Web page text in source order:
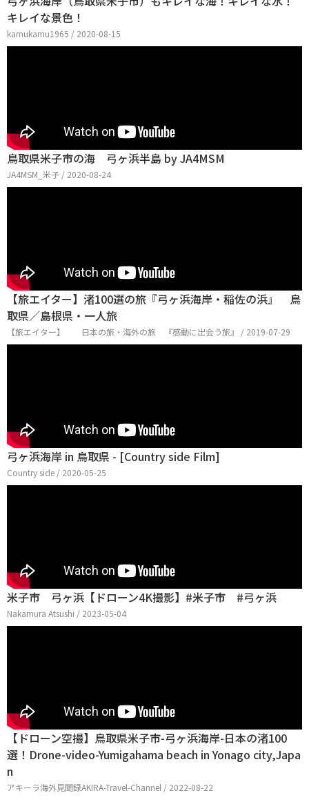
キレイな景色！
kamukamu1965 / 2020-08-15
鳥取県米子市の海 弓ヶ浜半島 by JA4MSM
JA4MSM_米子 / 2020-08-24
【旅エイター】渚100選の旅『弓ヶ浜海岸・稲佐の浜』 鳥
取県／島根県・一人旅
【旅エイター】 日本の旅・海外の旅 『感動に出会う旅』 / 2019-07-29
弓ヶ浜海岸 in 鳥取県 - [Country side Film]
Country side / 2020-05-25
米子市 弓ヶ浜【ドローン4K撮影】#米子市 #弓ヶ浜
Nakamura Atsushi / 2023-05-04
【ドローン空撮】鳥取県米子市-弓ヶ浜海岸-日本の渚100
選！Drone-video-Yumigahama beach in Yonago city,Japa
n
アキーラ海外見聞録AKIRA-Travel-Channel / 2022-08-22